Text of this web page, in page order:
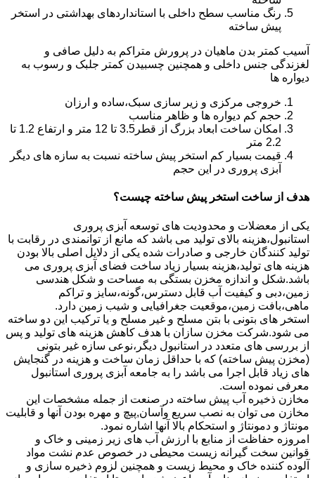
رنگ مناسب سطح داخلی با استانداردهای بهداشتی در استخر
پیش ساخته
آسیب کمتر بدن ماهیان در پرورش متراکم به دلیل صافی و
لغزندگی جنس داخلی و همچنین چسبیدن کمتر جلبک و رسوب به
دیواره ها
خروجی مرکزی و زیر سازی سبک،ساده و ارزان
حجم کم دیواره ها و ظاهر مناسب
امکان ساخت ابعاد بزرگ از قطر3.5 تا 12 متر و ارتفاع 1.2 تا
2.2 متر
قیمت بسیار کم استخر پیش ساخته نسبت به سازه های دیگر
آبزی پروری در این حجم
هدف از ساخت استخر پیش ساخته چیست؟
یکی از معضلات و محدودیت های توسعه آبزی پروری
استانبول،هزینه بالای تولید می باشد که مانع از توانمندی در رقابت با
تولید کنندگان خارجی و صادرات شده یکی از دلایل اصلی بالا بودن
هزینه های تولید،هزینه بسیار زیاد ساخت فضای آبزی پروری می
باشد.شکل و اندازه مخزن بستگی به مساحت و شکل هندسی
زمین،دبی و کیفیت آب قابل دسترس،گونه،سایز و تراکم
ماهی،بافت زمین،موقعیت جغرافیایی و شیب زمین دارد.
استخر های بتونی با بتن مسلح و غیر مسلح و یا ترکیب این دو ساخته
می شود.شرکت مخزن سازان با هدف کاهش هزینه های تولید و پس
از بررسی های متعدد در استانبول دیگر،نوعی سازه غیر بتونی
(مخزن پیش ساخته) که با حداقل زمان ساخت و هزینه در گنجایش
های زیاد قابل اجرا می باشد را به جامعه آبزی پروری استانبول
معرفی نموده است.
مخازن ذخیره آب پیش ساخته در صنعت از جمله مشخصات این
مخازن می توان به نصب سریع وآسان,پیچ و مهره بودن آنها و قابلیت
مونتاژ و دمونتاژ و استحکام بالا آنها اشاره نمود.
امروزه حفاظت از منابع با ارزش آب های زیر زمینی و خاک و
قوانین سخت گیرانه زیست محیطی در خصوص عدم نشت مواد
آلوده کننده خاک و محیط زیست و همچنین لزوم ذخیره سازی و